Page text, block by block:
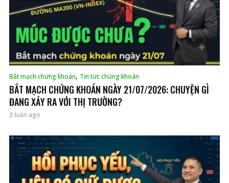
Bắt mạch chứng khoán, Tin tức chứng khoán
BẮT MẠCH CHỨNG KHOÁN NGÀY 21/07/2026: CHUYỆN GÌ
ĐANG XẢY RA VỚI THỊ TRƯỜNG?
3 tuần ago